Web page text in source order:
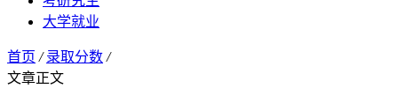
大学就业
首页 / 录取分数 /
文章正文